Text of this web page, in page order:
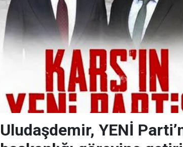
Uludaşdemir, YENİ